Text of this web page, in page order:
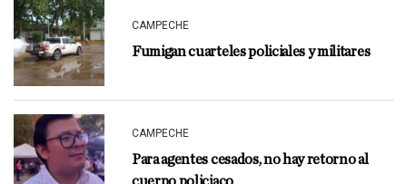
CAMPECHE
Fumigan cuarteles policiales y militares
CAMPECHE
Para agentes cesados, no hay retorno al